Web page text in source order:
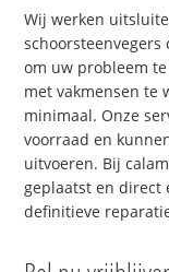
Wij werken
om uw probleem
met vakmensen te
minimaal. Onze
voorraad en
uitvoeren. Bij
geplaatst en direct
definitieve